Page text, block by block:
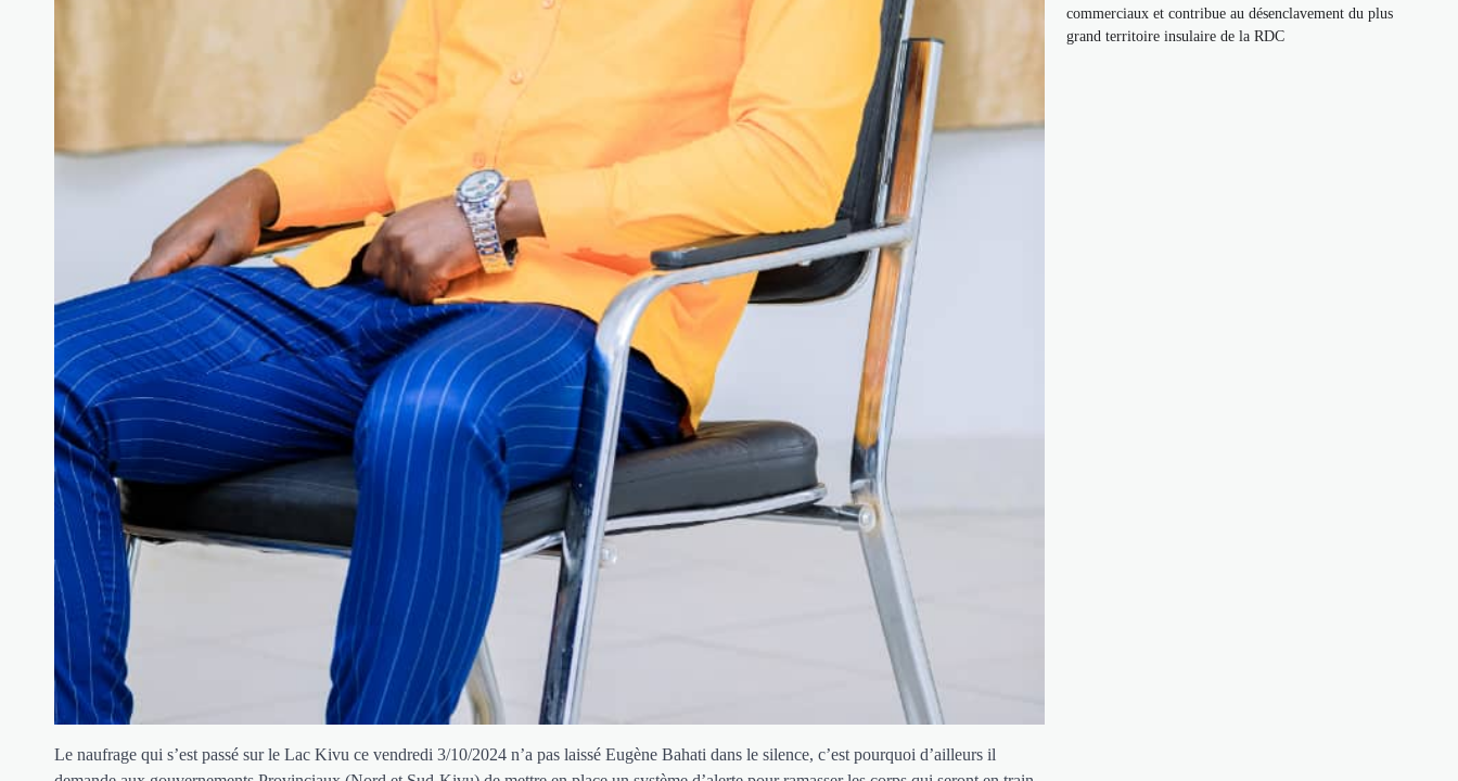
Le naufrage qui s’est passé sur le Lac Kivu ce vendredi 3/10/2024 n’a pas laissé Eugène Bahati dans le silence, c’est pourquoi d’ailleurs il
commerciaux et contribue au désenclavement du plus
grand territoire insulaire de la RDC